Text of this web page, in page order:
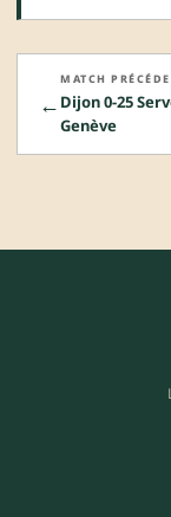
←
MATCH
Dijon 0-25
Genève